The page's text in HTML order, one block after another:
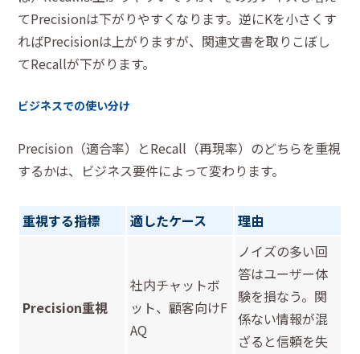
てPrecisionは下がりやすくなります。逆にKを小さくす
ればPrecisionは上がりますが、関連文書を取りこぼし
てRecallが下がります。
ビジネスでの使い分け
Precision（適合率）とRecall（再現率）のどちらを重視
するかは、ビジネス要件によって変わります。
重視する指標 適したケース 理由
Precision重視
社内チャットボ
ット、顧客向けF
AQ
ノイズの多い回
答はユーザー体
験を損なう。関
係ない情報が混
ざると信頼を失